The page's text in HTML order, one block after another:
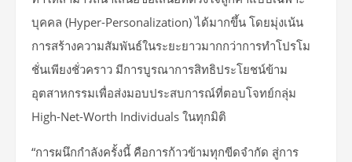
บุคคล (Hyper-Personalization) ได้มากขึ้น โดยมุ่งเน้น
การสร้างความสัมพันธ์ในระยะยาวมากกว่าการทำโปรโม
ชั่นเพียงชั่วคราว มีการบูรณาการสิทธิประโยชน์ข้าม
อุตสาหกรรมเพื่อส่งมอบประสบการณ์ที่ตอบโจทย์กลุ่ม
High-Net-Worth Individuals ในทุกมิติ
“การผนึกกำลังครั้งนี้ คือการก้าวข้ามทุกขีดจำกัด สู่การ